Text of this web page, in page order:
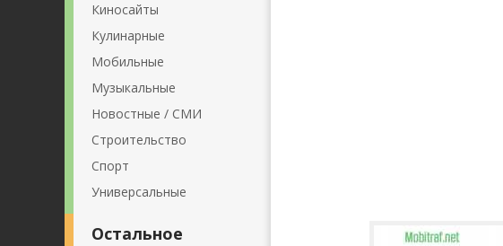
Киносайты
Кулинарные
Мобильные
Музыкальные
Новостные / СМИ
Строительство
Спорт
Универсальные
Остальное